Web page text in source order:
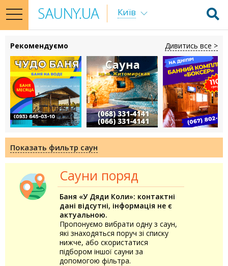
toggle
navigation
Київ
Рекомендуємо Дивитись все >
Сауни поряд
Баня «У Дяди Коли»: контактні
дані відсутні, інформація не є
актуальною.
Пропонуємо вибрати одну з саун,
які знаходяться поруч зі списку
нижче, або скористатися
підбором іншої сауни за
допомогою фільтра.
Показать фильтр саун